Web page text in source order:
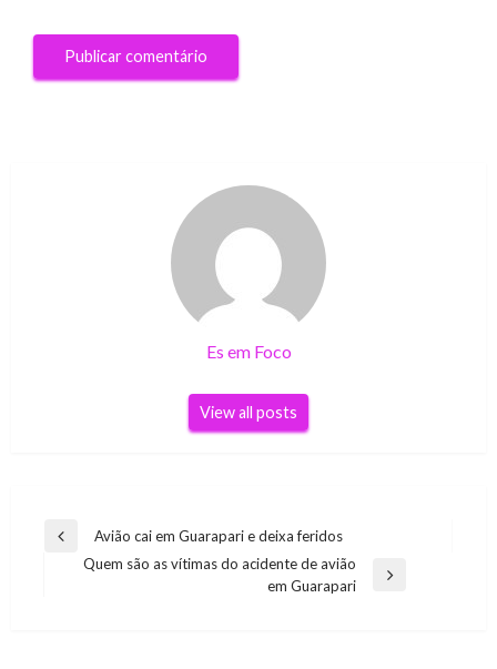
Es em Foco
View all posts
Navegação
Previous
Avião cai em Guarapari e deixa feridos
Quem são as vítimas do acidente de avião
em Guarapari